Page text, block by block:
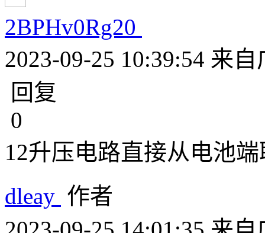
2BPHv0Rg20
2023-09-25 10:39:54 来自
回复
0
12升压电路直接从电池
dleay 作者